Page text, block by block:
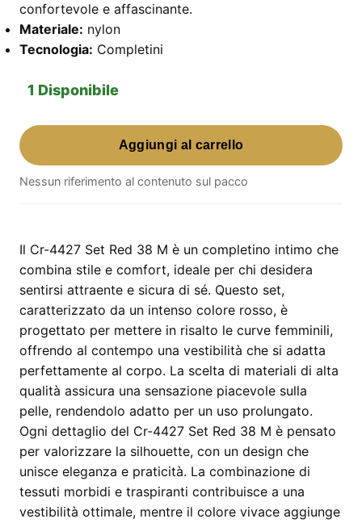
confortevole e affascinante.
Materiale: nylon
Tecnologia: Completini
1 Disponibile
Cr-
4427
Set
Red
quantità
Aggiungi al carrello
Nessun riferimento al contenuto sul pacco
Il Cr-4427 Set Red 38 M è un completino intimo che
combina stile e comfort, ideale per chi desidera
sentirsi attraente e sicura di sé. Questo set,
caratterizzato da un intenso colore rosso, è
progettato per mettere in risalto le curve femminili,
offrendo al contempo una vestibilità che si adatta
perfettamente al corpo. La scelta di materiali di alta
qualità assicura una sensazione piacevole sulla
pelle, rendendolo adatto per un uso prolungato.
Ogni dettaglio del Cr-4427 Set Red 38 M è pensato
per valorizzare la silhouette, con un design che
unisce eleganza e praticità. La combinazione di
tessuti morbidi e traspiranti contribuisce a una
vestibilità ottimale, mentre il colore vivace aggiunge